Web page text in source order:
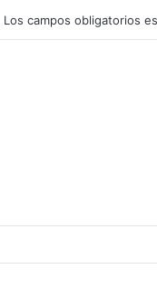
AECP
Los campos obligatorios